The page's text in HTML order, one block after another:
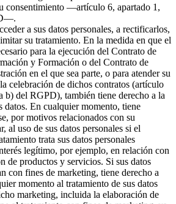
consentimiento —artículo 6, apartado 1,
a sus datos personales, a rectificarlos,
su tratamiento. En la medida en que el
para la ejecución del Contrato de
y Formación o del Contrato de
en el que sea parte, o para atender su
celebración de dichos contratos (artículo
b) del RGPD), también tiene derecho a la
datos. En cualquier momento, tiene
por motivos relacionados con su
al uso de sus datos personales si el
trata sus datos personales
legítimo, por ejemplo, en relación con
de productos y servicios. Si sus datos
con fines de marketing, tiene derecho a
momento al tratamiento de sus datos
marketing, incluida la elaboración de